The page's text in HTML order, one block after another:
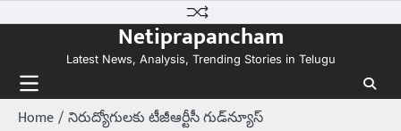
to
Netiprapancham
Latest News, Analysis, Trending Stories in Telugu
Home నిరుద్యోగులకు టీజీఆర్టీసీ గుడ్‌న్యూస్‌